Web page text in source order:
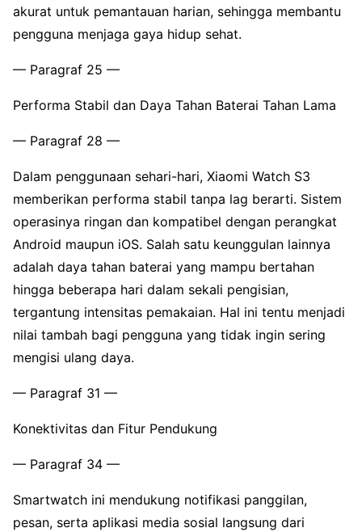
akurat untuk pemantauan harian, sehingga membantu
pengguna menjaga gaya hidup sehat.
— Paragraf 25 —
Performa Stabil dan Daya Tahan Baterai Tahan Lama
— Paragraf 28 —
Dalam penggunaan sehari-hari, Xiaomi Watch S3
memberikan performa stabil tanpa lag berarti. Sistem
operasinya ringan dan kompatibel dengan perangkat
Android maupun iOS. Salah satu keunggulan lainnya
adalah daya tahan baterai yang mampu bertahan
hingga beberapa hari dalam sekali pengisian,
tergantung intensitas pemakaian. Hal ini tentu menjadi
nilai tambah bagi pengguna yang tidak ingin sering
mengisi ulang daya.
— Paragraf 31 —
Konektivitas dan Fitur Pendukung
— Paragraf 34 —
Smartwatch ini mendukung notifikasi panggilan,
pesan, serta aplikasi media sosial langsung dari